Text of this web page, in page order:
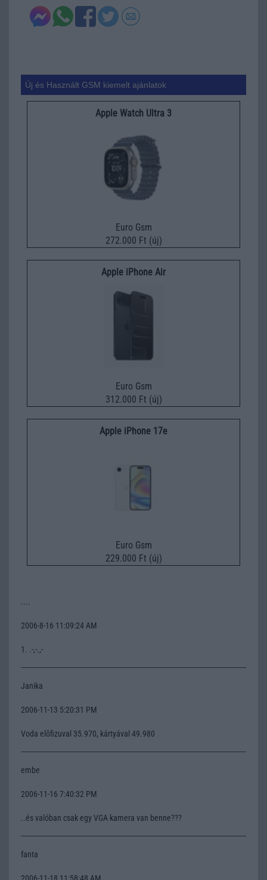
Új és Használt GSM kiemelt ajánlatok
Apple Watch Ultra 3
Euro Gsm
272.000 Ft (új)
Apple iPhone Air
Euro Gsm
312.000 Ft (új)
Apple iPhone 17e
Euro Gsm
229.000 Ft (új)
2006-8-16 11:09:24 AM
1. .-,-.,-
Janika
2006-11-13 5:20:31 PM
Voda elõfizuval 35.970, kártyával 49.980
embe
2006-11-16 7:40:32 PM
..és valóban csak egy VGA kamera van benne???
fanta
2006-11-18 11:58:48 AM